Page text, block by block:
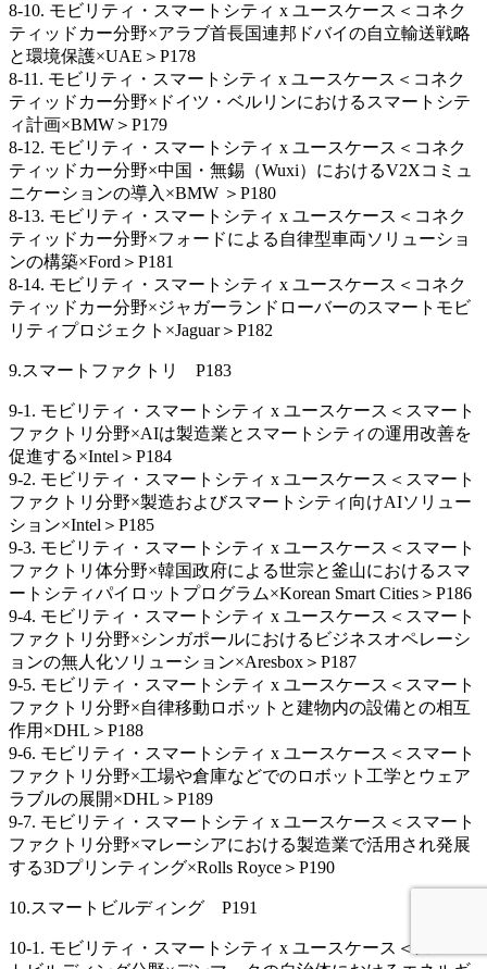
8-10. モビリティ・スマートシティ x ユースケース＜コネク
ティッドカー分野×アラブ首長国連邦ドバイの自立輸送戦略
と環境保護×UAE＞P178
8-11. モビリティ・スマートシティ x ユースケース＜コネク
ティッドカー分野×ドイツ・ベルリンにおけるスマートシテ
ィ計画×BMW＞P179
8-12. モビリティ・スマートシティ x ユースケース＜コネク
ティッドカー分野×中国・無錫（Wuxi）におけるV2Xコミュ
ニケーションの導入×BMW ＞P180
8-13. モビリティ・スマートシティ x ユースケース＜コネク
ティッドカー分野×フォードによる自律型車両ソリューショ
ンの構築×Ford＞P181
8-14. モビリティ・スマートシティ x ユースケース＜コネク
ティッドカー分野×ジャガーランドローバーのスマートモビ
リティプロジェクト×Jaguar＞P182
9.スマートファクトリ P183
9-1. モビリティ・スマートシティ x ユースケース＜スマート
ファクトリ分野×AIは製造業とスマートシティの運用改善を
促進する×Intel＞P184
9-2. モビリティ・スマートシティ x ユースケース＜スマート
ファクトリ分野×製造およびスマートシティ向けAIソリュー
ション×Intel＞P185
9-3. モビリティ・スマートシティ x ユースケース＜スマート
ファクトリ体分野×韓国政府による世宗と釜山におけるスマ
ートシティパイロットプログラム×Korean Smart Cities＞P186
9-4. モビリティ・スマートシティ x ユースケース＜スマート
ファクトリ分野×シンガポールにおけるビジネスオペレーシ
ョンの無人化ソリューション×Aresbox＞P187
9-5. モビリティ・スマートシティ x ユースケース＜スマート
ファクトリ分野×自律移動ロボットと建物内の設備との相互
作用×DHL＞P188
9-6. モビリティ・スマートシティ x ユースケース＜スマート
ファクトリ分野×工場や倉庫などでのロボット工学とウェア
ラブルの展開×DHL＞P189
9-7. モビリティ・スマートシティ x ユースケース＜スマート
ファクトリ分野×マレーシアにおける製造業で活用され発展
する3Dプリンティング×Rolls Royce＞P190
10.スマートビルディング P191
10-1. モビリティ・スマートシティ x ユースケース＜スマー